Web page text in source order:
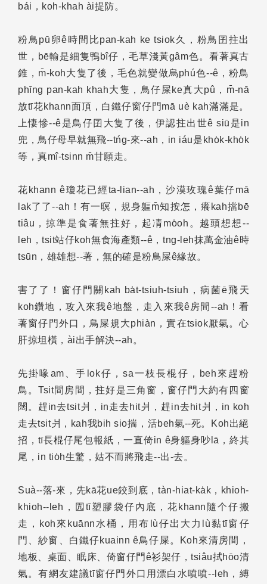
bái，koh-khah ài提防。
粉鳥pū卵ê時間比pan-kah ke tsiok久，粉鳥囝拄出
世，bē輸是細隻鴨bî仔，毛草淺黃gâm色。看著真古
錐，m̄-koh大隻了後，毛色就變做烏phú色--ê，粉鳥
phīng pan-kah khah大隻，鳥仔屎ke真大pû，m̄-nā
放tī花khann面頂，白鐵仔窗仔門mā uè kah滿滿是。
上悽慘--ê是鳥仔囝大隻了後，伊認拄出世ê siū是in
兜，鳥仔母早就無飛--tńg-來--ah，in iáu是kho̍k-kho̍k
等，真mî-tsinn m̄甘願走。
花khann ê瓊花已經ta-lian--ah，沙漠玫瑰ê葉仔mā
lak了了--ah！有一暝，規身軀m̄知按怎，癢kah擋bē
tiâu，掠準是食著無拄好，起凊mo̍oh。越頭想想--
leh，tsit站仔koh無食海產類--ê，tng-leh抹萬金油ê時
tsūn，雄雄想--著，無的確是粉鳥屎ê緣故。
害了了！窗仔門關kah ba̍t-tsiuh-tsiuh，病菌ē飛天
koh鑽地，攻入來我ê地盤，走入來我ê房間--ah！看
著窗仔門外口，鳥屎規大phiàn，實在tsiok厭氣。心
肝掠坦橫，ài出手解決--ah。
先掛喙am、手lok仔，sa一枝長棍仔，beh來趕粉
鳥。Tsit間房間，拄好是三角窗，窗仔門大約有四窗
闊。趕in去tsit爿，in走去hit爿，趕in去hit爿，in koh
走去tsit爿，kah我bih sio揣，活beh氣--死。Koh出絕
招，tī長棍仔尾包報紙，一直倚in ê身軀身吵lā，終其
尾，in tio̍h生驚，姑不而將飛走--出-去。
Suà--落-來，先kā花ue鉸到底，tàn-hiat-ka̍k，khioh-
khioh--leh，囥tī塑膠袋仔內底，花khann隨个仔搬
走，koh來kuānn水桶，用布lù仔出大力lù黏tī窗仔
門、紗窗、白鐵仔kuainn ê鳥仔屎。Koh來清房間，
地板、桌面、眠床、倚窗仔門ê衫架仔，tsiâu拭hōo清
氣。有網友建議tī窗仔門外口用漂白水噴噴--leh，縛